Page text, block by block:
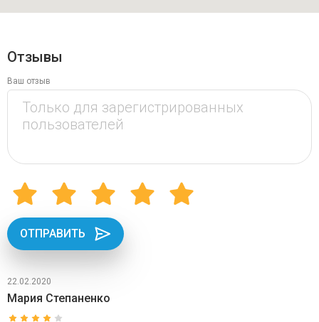
Отзывы
Ваш отзыв
ОТПРАВИТЬ
22.02.2020
Мария Степаненко